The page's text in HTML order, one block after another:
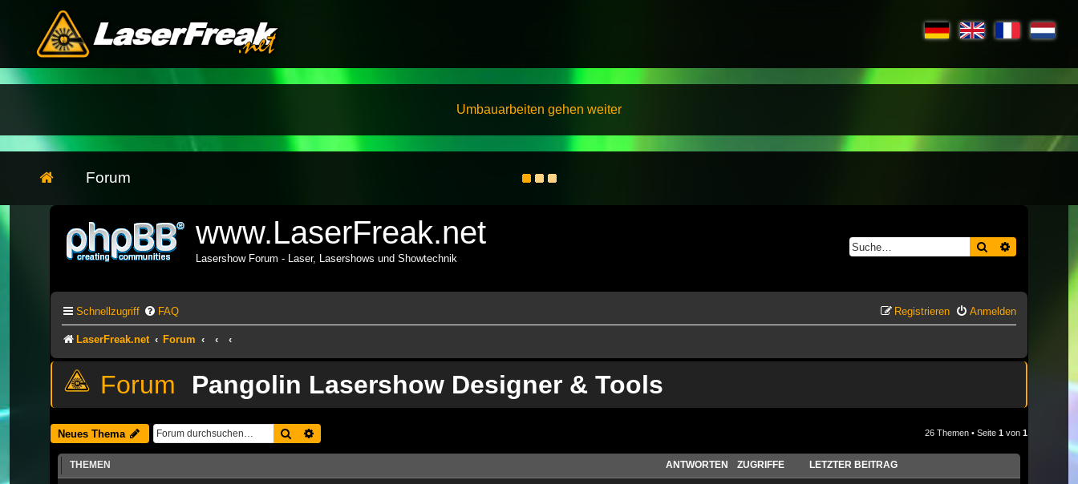
Umbauarbeiten gehen weiter
Forum
www.LaserFreak.net
Lasershow Forum - Laser, Lasershows und Showtechnik
Suche
Schnellzugriff FAQ Anmelden
Registrieren
LaserFreak.net Forum
Pangolin Lasershow Designer & Tools
Neues Thema Suche 26 Themen • Seite 1 von 1
THEMEN ANTWORTEN ZUGRIFFE LETZTER BEITRAG